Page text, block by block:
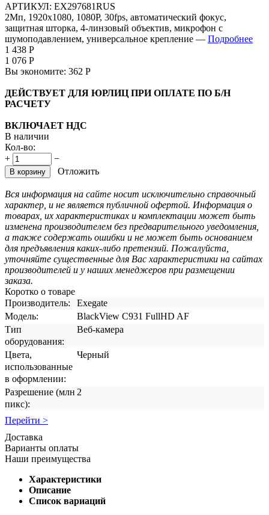
АРТИКУЛ: EX297681RUS
2Мп, 1920х1080, 1080P, 30fps, автоматический фокус,
защитная шторка, 4-линзовый объектив, микрофон с
шумоподавлением, универсальное крепление — Подробнее
1 438 Р
1 076 Р
Вы экономите: 362 Р
ДЕЙСТВУЕТ ДЛЯ ЮРЛИЦ ПРИ ОПЛАТЕ ПО Б/Н
РАСЧЕТУ
ВКЛЮЧАЕТ НДС
В наличии
Кол-во:
+
−
В корзину Отложить
Вся информация на сайте носит исключительно справочный
характер, и не является публичной офертой. Информация о
товарах, их характеристиках и комплектации может быть
изменена производителем без предварительного уведомления,
а также содержать ошибки и не может быть основанием
для предъявления каких-либо претензий. Пожалуйста,
уточняйте существенные для Вас характеристики на сайтах
производителей и у наших менеджеров при размещении
заказа.
Коротко о товаре
Производитель:
Exegate
Модель:
BlackView C931 FullHD AF
Тип
оборудования:
Веб-камера
Цвета,
использованные
в оформлении:
Черный
Разрешение (млн
пикс):
2
Перейти >
Доставка
Варианты оплаты
Наши преимущества
Характеристики
Описание
Список вариаций